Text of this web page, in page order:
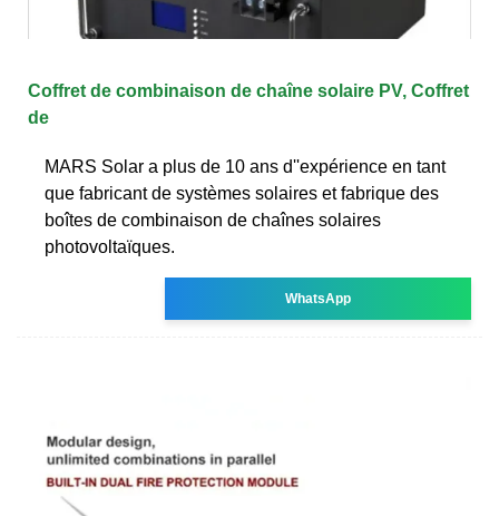
Coffret de combinaison de chaîne solaire PV, Coffret
de
MARS Solar a plus de 10 ans d''expérience en tant
que fabricant de systèmes solaires et fabrique des
boîtes de combinaison de chaînes solaires
photovoltaïques.
WhatsApp